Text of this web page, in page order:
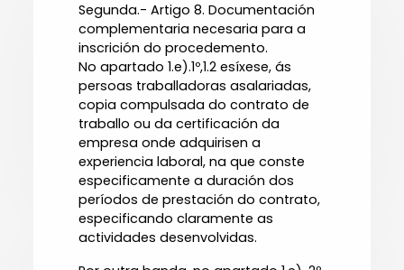
Segunda.- Artigo 8. Documentación
complementaria necesaria para a
inscrición do procedemento.
No apartado 1.e).1º,1.2 esíxese, ás
persoas traballadoras asalariadas,
copia compulsada do contrato de
traballo ou da certificación da
empresa onde adquirisen a
experiencia laboral, na que conste
especificamente a duración dos
períodos de prestación do contrato,
especificando claramente as
actividades desenvolvidas.